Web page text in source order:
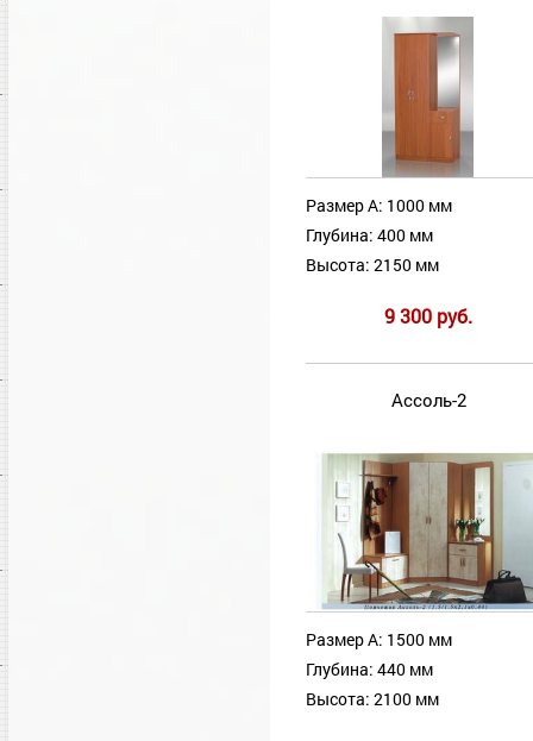
Размер А: 1000 мм
Глубина: 400 мм
Высота: 2150 мм
9 300 руб.
Ассоль-2
Размер А: 1500 мм
Глубина: 440 мм
Высота: 2100 мм